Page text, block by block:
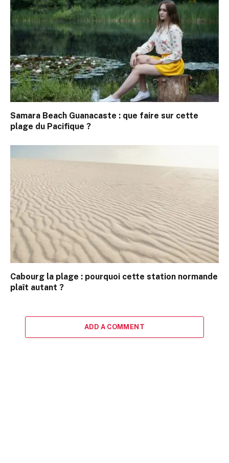
Samara Beach Guanacaste : que faire sur cette
plage du Pacifique ?
Cabourg la plage : pourquoi cette station normande
plaît autant ?
ADD A COMMENT